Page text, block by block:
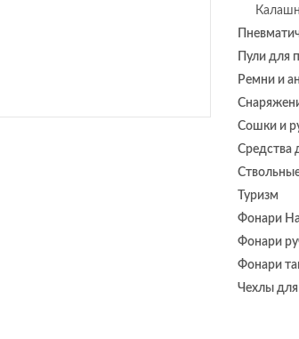
Пули для
Ремни и
Сошки и
Средства
Туризм
Фонари
Фонари
Фонари
Чехлы